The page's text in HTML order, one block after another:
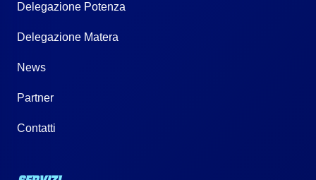
Delegazione Potenza
Delegazione Matera
News
Partner
Contatti